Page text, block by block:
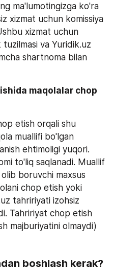
ma'lumotingizga ko'ra
xizmat uchun komissiya
xizmat uchun
va Yuridik.uz
shartnoma bilan
maqolalar chop
etish orqali shu
muallifi bo'lgan
ehtimoligi yuqori.
to'liq saqlanadi. Muallif
boruvchi maxsus
chop etish yoki
tahririyati izohsiz
Tahririyat chop etish
majburiyatini olmaydi)
boshlash kerak?